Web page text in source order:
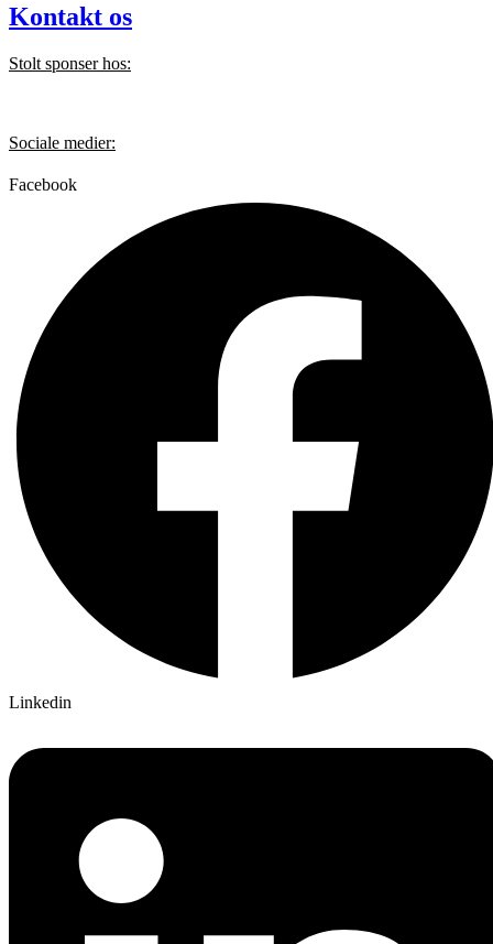
Kontakt os
Stolt sponser hos:
Sociale medier:
Facebook
Linkedin